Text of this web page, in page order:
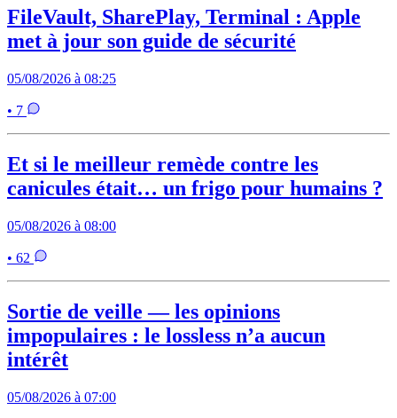
FileVault, SharePlay, Terminal : Apple
met à jour son guide de sécurité
05/08/2026 à 08:25
• 7
Et si le meilleur remède contre les
canicules était… un frigo pour humains ?
05/08/2026 à 08:00
• 62
Sortie de veille — les opinions
impopulaires : le lossless n’a aucun
intérêt
05/08/2026 à 07:00